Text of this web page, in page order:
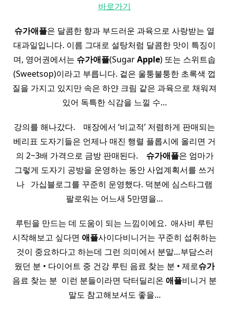
바로가기
슈가애플은 달콤한 향과 부드러운 과육으로 사랑받는 열
대과일입니다. 이름 그대로 설탕처럼 달콤한 맛이 특징이
며, 영어권에서는 슈가애플(SugarApple) 또는 스위트솝
(Sweetsop)이라고 부릅니다. 겉은 울퉁불퉁한 초록색 껍
질을 가지고 있지만 속은 하얀 크림 같은 과육으로 채워져
있어 독특한 식감을 느낄 수…
강의를 해나갔다. ​ ​ ​ 매장에서 ‘비교적’ 저렴하게 판매되는
베리표 도자기들은 언제나 매진 행렬 플롭시에 올리면 거
의 2~3배 가격으로 금방 판매된다. ​ ​ ​ 슈가애플은 엄마가
그렇게 도자기 공방을 운영하는 동안 사업계획서를 쓰거
나 ​ ​ 가십블로그를 꾸준히 운영했다. 덕분에 심스타그램
팔로워는 어느새 5만명을…
루틴을 만드는 데 도움이 되는 느낌이에요. ​ 애사비 루틴
시작해보고 싶다면 애플사이다비니거는 꾸준히 섭취하는
것이 중요하다고 하는데 그런 의미에서 분말…부담스러
웠던 분 • 다이어트 중 건강 루틴 음료 찾는 분 • 제로슈가
음료 찾는 분 ​ 이런 분들이라면 닥터딜리온 애플비니거 분
말도 참고해보셔도 좋을…